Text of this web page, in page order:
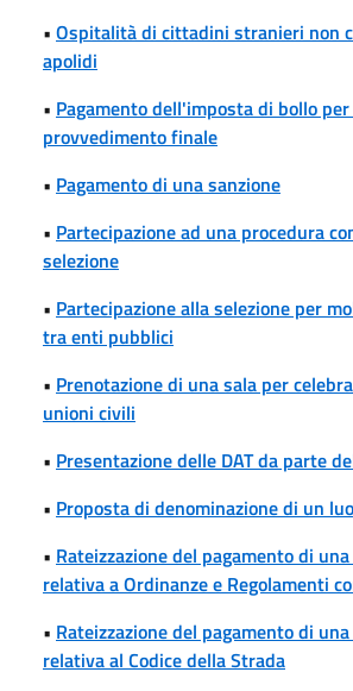
• Ospitalità di cittadini stranieri non
apolidi
• Pagamento dell'imposta di bollo
provvedimento finale
• Pagamento di una sanzione
• Partecipazione ad una procedura
selezione
• Partecipazione alla selezione per
tra enti pubblici
• Prenotazione di una sala per
unioni civili
• Presentazione delle DAT da parte
• Proposta di denominazione di un
• Rateizzazione del pagamento di
relativa a Ordinanze e Regolamenti
• Rateizzazione del pagamento di
relativa al Codice della Strada